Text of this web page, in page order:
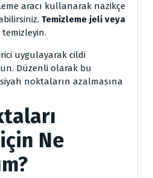
aracı kullanarak nazikçe
Temizleme jeli veya
uygulayarak cildi
Düzenli olarak bu
noktaların azalmasına
Ne